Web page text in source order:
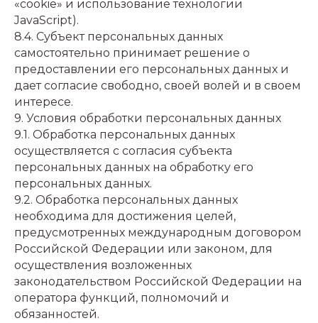
«cookie» и использование технологии
JavaScript).
8.4. Субъект персональных данных
самостоятельно принимает решение о
предоставлении его персональных данных и
дает согласие свободно, своей волей и в своем
интересе.
9. Условия обработки персональных данных
9.1. Обработка персональных данных
осуществляется с согласия субъекта
персональных данных на обработку его
персональных данных.
9.2. Обработка персональных данных
необходима для достижения целей,
предусмотренных международным договором
Российской Федерации или законом, для
осуществления возложенных
законодательством Российской Федерации на
оператора функций, полномочий и
обязанностей.